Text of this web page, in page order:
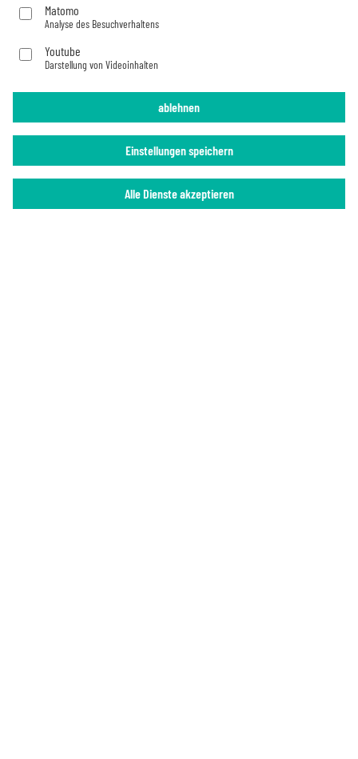
Jetzt abonnieren
Impressum Datenschutz
Matomo
Analyse des Besuchverhaltens
Youtube
Darstellung von Videoinhalten
Alle Dienste akzeptieren
Einstellungen speichern
ablehnen